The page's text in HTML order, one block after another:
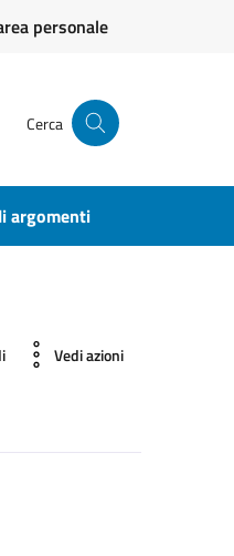
personale
Cerca
argomenti
Vedi azioni